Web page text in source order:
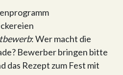
: Wer macht die
Bewerber bringen bitte
das Rezept zum Fest mit